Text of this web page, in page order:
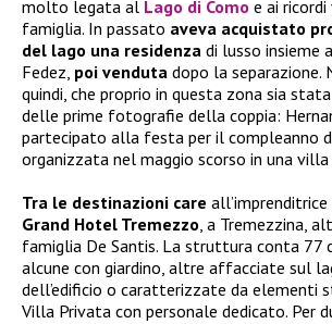
molto legata al Lago di Como e ai
famiglia. In passato aveva acquistato
del lago una residenza di lusso insieme
Fedez, poi venduta dopo la separazione.
quindi, che proprio in questa zona sia
delle prime fotografie della coppia:
partecipato alla festa per il compleanno
organizzata nel maggio scorso in una
Tra le destinazioni care all’imprenditrice
Grand Hotel Tremezzo, a Tremezzina,
famiglia De Santis. La struttura conta 77
alcune con giardino, altre affacciate sul
dell’edificio o caratterizzate da elementi
Villa Privata con personale dedicato. Per